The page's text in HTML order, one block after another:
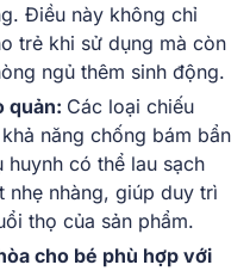
Điều này không chỉ
trẻ khi sử dụng mà còn
ngủ thêm sinh động.
quản: Các loại chiếu
năng chống bám bẩn
huynh có thể lau sạch
nhẹ nhàng, giúp duy trì
thọ của sản phẩm.
cho bé phù hợp với